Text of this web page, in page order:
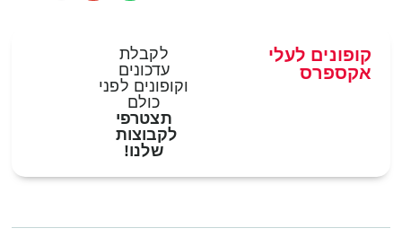
לקבלת
עדכונים
וקופונים לפני
כולם
תצטרפי
לקבוצות
שלנו!
קופונים לעלי
אקספרס